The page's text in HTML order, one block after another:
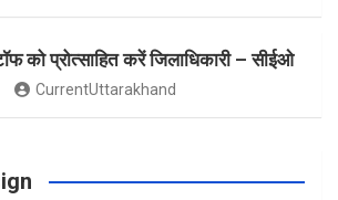
a s
को प्रोत्साहित करें जिलाधिकारी – सीईओ
CurrentUttarakhand